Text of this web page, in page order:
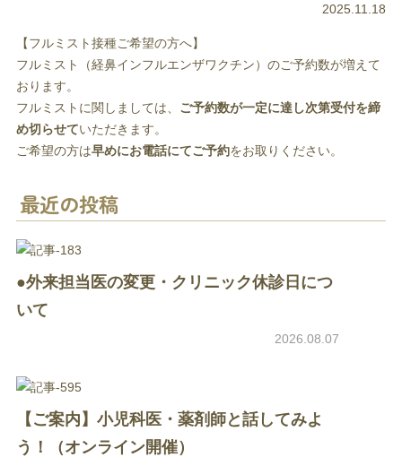
2025.11.18
【フルミスト接種ご希望の方へ】
フルミスト（経鼻インフルエンザワクチン）のご予約数が増えて
おります。
フルミストに関しましては、 ご予約数が一定に達し次第受付を締
め切らせていただきます。
ご希望の方は早めにお電話にてご予約をお取りください。
最近の投稿
●外来担当医の変更・クリニック休診日につ
いて
2026.08.07
【ご案内】小児科医・薬剤師と話してみよ
う！（オンライン開催）